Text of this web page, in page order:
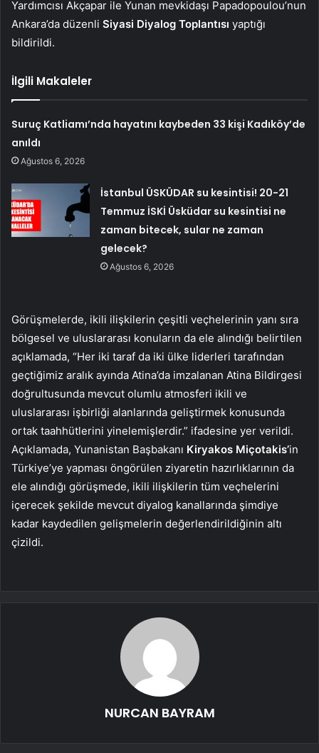
Yardımcısı Akçapar ile Yunan mevkidaşı Papadopoulou’nun
Ankara’da düzenli Siyasi Diyalog Toplantısı yaptığı
bildirildi.
İlgili Makaleler
Suruç Katliamı’nda hayatını kaybeden 33 kişi Kadıköy’de
anıldı
Ağustos 6, 2026
İstanbul ÜSKÜDAR su kesintisi! 20-21
Temmuz İSKİ Üsküdar su kesintisi ne
zaman bitecek, sular ne zaman
gelecek?
Ağustos 6, 2026
Görüşmelerde, ikili ilişkilerin çeşitli veçhelerinin yanı sıra
bölgesel ve uluslararası konuların da ele alındığı belirtilen
açıklamada, “Her iki taraf da iki ülke liderleri tarafından
geçtiğimiz aralık ayında Atina’da imzalanan Atina Bildirgesi
doğrultusunda mevcut olumlu atmosferi ikili ve
uluslararası işbirliği alanlarında geliştirmek konusunda
ortak taahhütlerini yinelemişlerdir.” ifadesine yer verildi.
Açıklamada, Yunanistan Başbakanı Kiryakos Miçotakis’in
Türkiye’ye yapması öngörülen ziyaretin hazırlıklarının da
ele alındığı görüşmede, ikili ilişkilerin tüm veçhelerini
içerecek şekilde mevcut diyalog kanallarında şimdiye
kadar kaydedilen gelişmelerin değerlendirildiğinin altı
çizildi.
NURCAN BAYRAM